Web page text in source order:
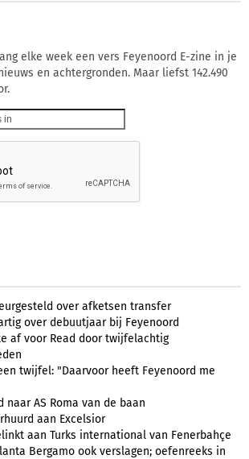
elke week een vers Feyenoord E-zine in je
en achtergronden. Maar liefst 142.490
over afketsen transfer
over debuutjaar bij Feyenoord
af voor Read door twijfelachtig
twijfel: "Daarvoor heeft Feyenoord me
naar AS Roma van de baan
aan Excelsior
aan Turks international van Fenerbahçe
Bergamo ook verslagen; oefenreeks in